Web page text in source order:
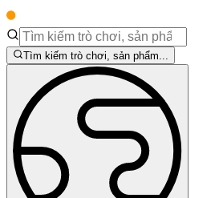
Tìm kiếm trò chơi, sản phẩm...